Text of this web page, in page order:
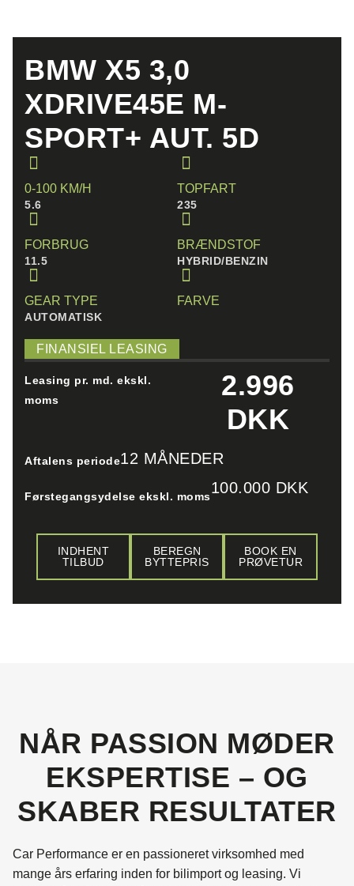
BMW X5 3,0
XDRIVE45E M-
SPORT+ AUT. 5D
0-100 KM/H
5.6
TOPFART
235
FORBRUG
11.5
BRÆNDSTOF
HYBRID/BENZIN
GEAR TYPE
AUTOMATISK
FARVE
FINANSIEL LEASING
Leasing pr. md. ekskl.
moms
2.996
DKK
Aftalens periode12 MÅNEDER
Førstegangsydelse ekskl. moms100.000 DKK
INDHENT
TILBUD
BEREGN
BYTTEPRIS
BOOK EN
PRØVETUR
NÅR PASSION MØDER
EKSPERTISE – OG
SKABER RESULTATER
Car Performance er en passioneret virksomhed med
mange års erfaring inden for bilimport og leasing. Vi